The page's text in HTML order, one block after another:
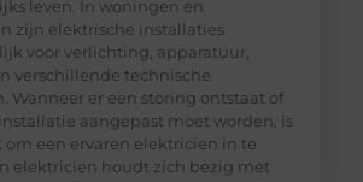
leven. In woningen en
zijn elektrische installaties
voor verlichting, apparatuur,
verschillende technische
Wanneer er een storing ontstaat of
aangepast moet worden, is
een ervaren elektricien in te
elektricien houdt zich bezig met